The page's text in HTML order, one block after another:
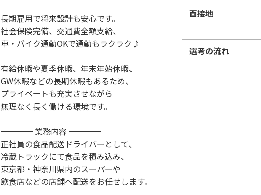
長期雇用で将来設計も安心です。
社会保険完備、交通費全額支給、
車・バイク通勤OKで通勤もラクラク♪
有給休暇や夏季休暇、年末年始休暇、
GW休暇などの長期休暇もあるため、
プライベートも充実させながら
無理なく長く働ける環境です。
━━━━ 業務内容 ━━━━
正社員の食品配送ドライバーとして、
冷蔵トラックにて食品を積み込み、
東京都・神奈川県内のスーパーや
飲食店などの店舗へ配送をお任せします。
面接地
選考の流れ